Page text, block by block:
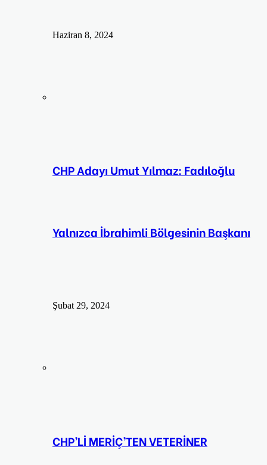
Haziran 8, 2024
CHP Adayı Umut Yılmaz: Fadıloğlu
Yalnızca İbrahimli Bölgesinin Başkanı
Şubat 29, 2024
CHP’Lİ MERİÇ’TEN VETERİNER